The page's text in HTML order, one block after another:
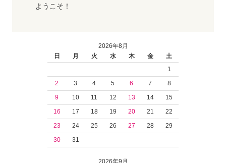
ようこそ！
2026年8月
日
月 火 水 木 金
土
1
2
3 4 5 6 7
8
9
10 11 12 13 14
15
16
17 18 19 20 21
22
23
24 25 26 27 28
29
30
31
2026年9月